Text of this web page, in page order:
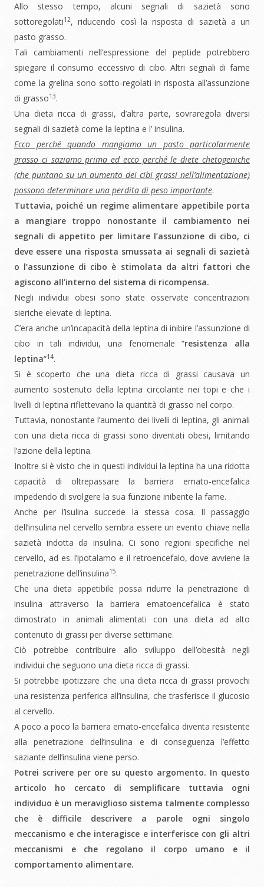
Allo stesso tempo, alcuni segnali di sazietà sono
sottoregolati12, riducendo così la risposta di sazietà a un
pasto grasso.
Tali cambiamenti nell’espressione del peptide potrebbero
spiegare il consumo eccessivo di cibo. Altri segnali di fame
come la grelina sono sotto-regolati in risposta all’assunzione
di grasso13.
Una dieta ricca di grassi, d’altra parte, sovraregola diversi
segnali di sazietà come la leptina e l’ insulina.
Ecco perché quando mangiamo un pasto particolarmente
grasso ci saziamo prima ed ecco perché le diete chetogeniche
(che puntano su un aumento dei cibi grassi nell’alimentazione)
possono determinare una perdita di peso importante.
Tuttavia, poiché un regime alimentare appetibile porta
a mangiare troppo nonostante il cambiamento nei
segnali di appetito per limitare l’assunzione di cibo, ci
deve essere una risposta smussata ai segnali di sazietà
o l’assunzione di cibo è stimolata da altri fattori che
agiscono all’interno del sistema di ricompensa.
Negli individui obesi sono state osservate concentrazioni
sieriche elevate di leptina.
C’era anche un’incapacità della leptina di inibire l’assunzione di
cibo in tali individui, una fenomenale “resistenza alla
leptina“14.
Si è scoperto che una dieta ricca di grassi causava un
aumento sostenuto della leptina circolante nei topi e che i
livelli di leptina riflettevano la quantità di grasso nel corpo.
Tuttavia, nonostante l’aumento dei livelli di leptina, gli animali
con una dieta ricca di grassi sono diventati obesi, limitando
l’azione della leptina.
Inoltre si è visto che in questi individui la leptina ha una ridotta
capacità di oltrepassare la barriera emato-encefalica
impedendo di svolgere la sua funzione inibente la fame.
Anche per l’isulina succede la stessa cosa. Il passaggio
dell’insulina nel cervello sembra essere un evento chiave nella
sazietà indotta da insulina. Ci sono regioni specifiche nel
cervello, ad es. l’ipotalamo e il retroencefalo, dove avviene la
penetrazione dell’insulina15.
Che una dieta appetibile possa ridurre la penetrazione di
insulina attraverso la barriera ematoencefalica è stato
dimostrato in animali alimentati con una dieta ad alto
contenuto di grassi per diverse settimane.
Ciò potrebbe contribuire allo sviluppo dell’obesità negli
individui che seguono una dieta ricca di grassi.
Si potrebbe ipotizzare che una dieta ricca di grassi provochi
una resistenza periferica all’insulina, che trasferisce il glucosio
al cervello.
A poco a poco la barriera emato-encefalica diventa resistente
alla penetrazione dell’insulina e di conseguenza l’effetto
saziante dell’insulina viene perso.
Potrei scrivere per ore su questo argomento. In questo
articolo ho cercato di semplificare tuttavia ogni
individuo è un meraviglioso sistema talmente complesso
che è difficile descrivere a parole ogni singolo
meccanismo e che interagisce e interferisce con gli altri
meccanismi e che regolano il corpo umano e il
comportamento alimentare.